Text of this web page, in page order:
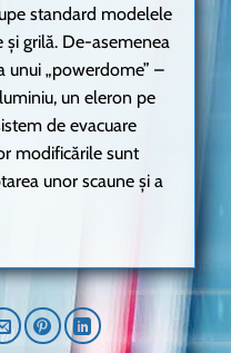
standard modelele
grilă. De-asemenea
unui „powerdome” –
un eleron pe
de evacuare
modificările sunt
unor scaune și a